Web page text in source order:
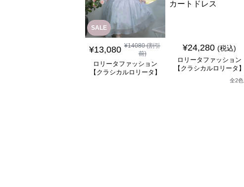
SALE
¥13,080 ¥14080(割引
前)
ロリータファッション
【クラシカルロリータ】
¥24,280 (税込)
ロリータファッション
【クラシカルロリータ】
シャーリングレースフリ
ルシフォンスカートドレ
全2色